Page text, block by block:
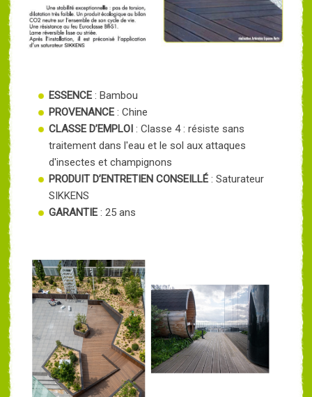
ESSENCE : Bambou
PROVENANCE : Chine
CLASSE D’EMPLOI : Classe 4 : résiste sans
traitement dans l'eau et le sol aux attaques
d'insectes et champignons
PRODUIT D’ENTRETIEN CONSEILLÉ : Saturateur
SIKKENS
GARANTIE : 25 ans